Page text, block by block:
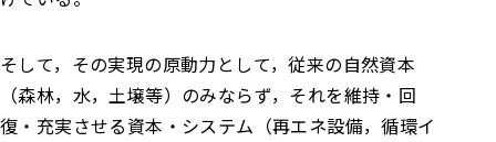
そして，その実現の原動力として，従来の自然資本
（森林，水，土壌等）のみならず，それを維持・回
復・充実させる資本・システム（再エネ設備，循環イ